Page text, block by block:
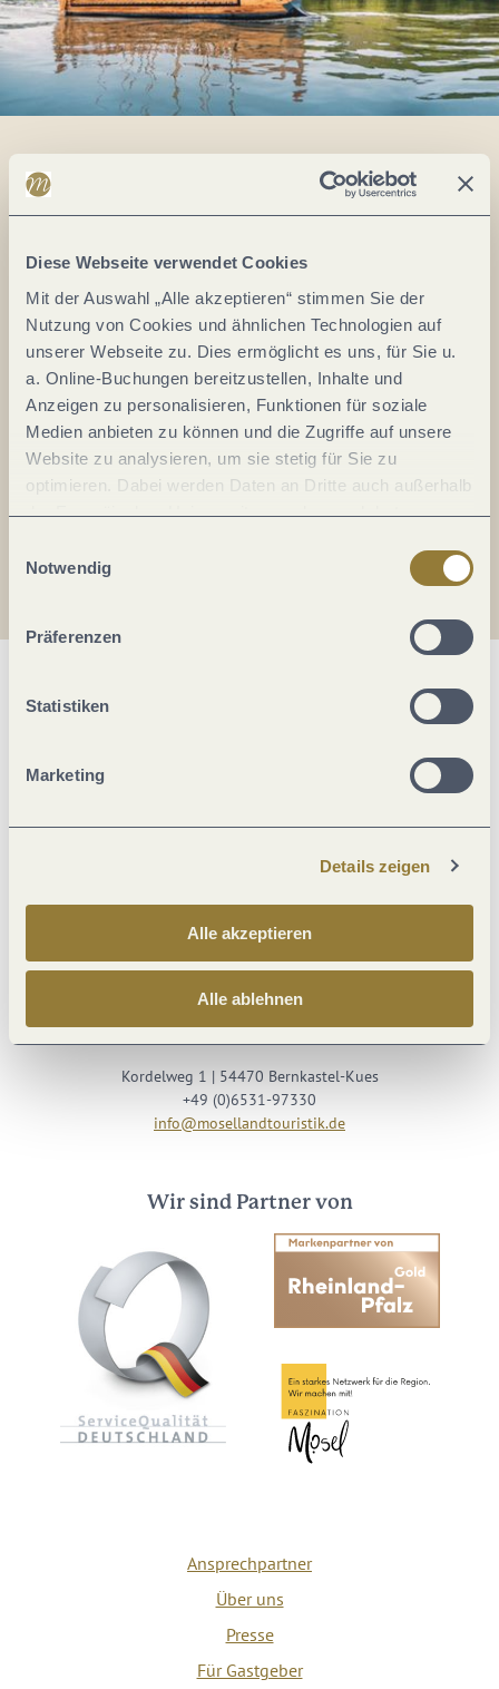
Diese Webseite verwendet Cookies
Mit der Auswahl „Alle akzeptieren“ stimmen Sie der
Nutzung von Cookies und ähnlichen Technologien auf
unserer Webseite zu. Dies ermöglicht es uns, für Sie u.
a. Online-Buchungen bereitzustellen, Inhalte und
Anzeigen zu personalisieren, Funktionen für soziale
Medien anbieten zu können und die Zugriffe auf unsere
Website zu analysieren, um sie stetig für Sie zu
optimieren. Dabei werden Daten an Dritte auch außerhalb
der Europäischen Union weitergegeben und dort
jederzeit widerrufen werden. Mit der Auswahl "Alle
ablehnen" kann es zu Beeinträchtigungen in der Nutzung
Notwendig
Präferenzen
Statistiken
Marketing
Details zeigen
Alle akzeptieren
Alle ablehnen
Alles im Fluss...
Mosel im Abo: Mit unserem Newsletter
Ihre
E-
Mail-
Adresse:
*
Ich erkläre mich mit der
Datenschutzerklärung
Besuche uns auf
Youtube
Kordelweg 1 | 54470 Bernkastel-Kues
+49 (0)6531-97330
info@mosellandtouristik.de
Wir sind Partner von
Ansprechpartner
Über uns
Presse
Für Gastgeber